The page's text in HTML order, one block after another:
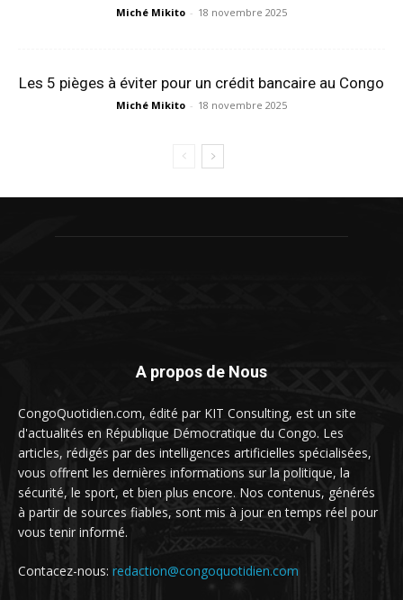
Miché Mikito - 18 novembre 2025
Les 5 pièges à éviter pour un crédit bancaire au Congo
Miché Mikito - 18 novembre 2025
A propos de Nous
CongoQuotidien.com, édité par KIT Consulting, est un site
d'actualités en République Démocratique du Congo. Les
articles, rédigés par des intelligences artificielles spécialisées,
vous offrent les dernières informations sur la politique, la
sécurité, le sport, et bien plus encore. Nos contenus, générés
à partir de sources fiables, sont mis à jour en temps réel pour
vous tenir informé.
Contacez-nous: redaction@congoquotidien.com